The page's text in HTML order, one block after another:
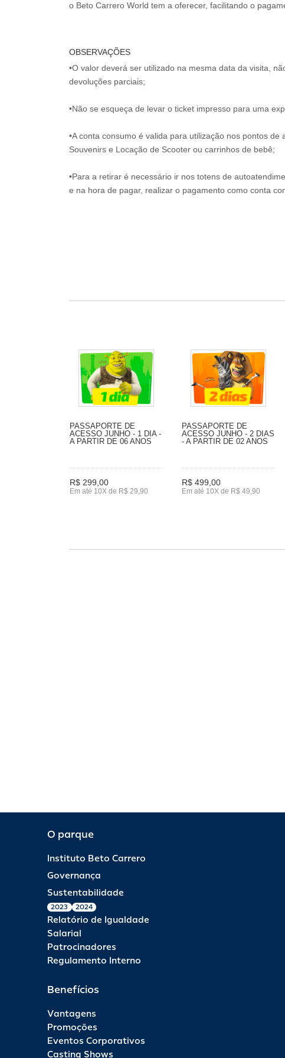
OBSERVAÇÕES
•O valor deverá ser utilizado na mesma data da visita,
devoluções parciais;
•Não se esqueça de levar o ticket impresso para uma
•A conta consumo é valida para utilização nos pontos de
Souvenirs e Locação de Scooter ou carrinhos de bebê;
•Para a retirar é necessário ir nos totens de
e na hora de pagar, realizar o pagamento como conta
PASSAPORTE DE
ACESSO JUNHO - 1 DIA -
A PARTIR DE 06 ANOS
R$ 299,00
Em até 10X de R$ 29,90
PASSAPORTE DE
ACESSO JUNHO - 2 DIAS
- A PARTIR DE 02 ANOS
R$ 499,00
Em até 10X de R$ 49,90
O parque
Instituto Beto Carrero
Governança
Sustentabilidade
2023 2024
Relatório de Igualdade
Salarial
Patrocinadores
Regulamento Interno
Benefícios
Vantagens
Promoções
Eventos Corporativos
Casting Shows